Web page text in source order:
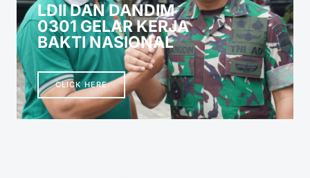
LDII DAN DANDIM
0301 GELAR KERJA
BAKTI NASIONAL
CLICK HERE